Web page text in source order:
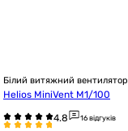
Білий витяжний вентилятор
Helios MiniVent M1/100
16 відгуків